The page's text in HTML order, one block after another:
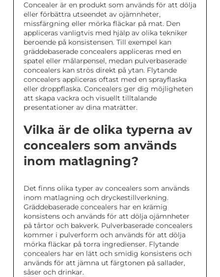
Concealer är en produkt som används för att dölja
eller förbättra utseendet av ojämnheter,
missfärgning eller mörka fläckar på mat. Den
appliceras vanligtvis med hjälp av olika tekniker
beroende på konsistensen. Till exempel kan
gräddebaserade concealers appliceras med en
spatel eller målarpensel, medan pulverbaserade
concealers kan strös direkt på ytan. Flytande
concealers appliceras oftast med en sprayflaska
eller droppflaska. Concealers ger dig möjligheten
att skapa vackra och visuellt tilltalande
presentationer av dina maträtter.
Vilka är de olika typerna av
concealers som används
inom matlagning?
Det finns olika typer av concealers som används
inom matlagning och dryckestillverkning.
Gräddebaserade concealers har en krämig
konsistens och används för att dölja ojämnheter
på tårtor och bakverk. Pulverbaserade concealers
kommer i pulverform och används för att dölja
mörka fläckar på torra ingredienser. Flytande
concealers har en lätt och smidig konsistens och
används för att jämna ut färgtonen på sallader,
såser och drinkar.